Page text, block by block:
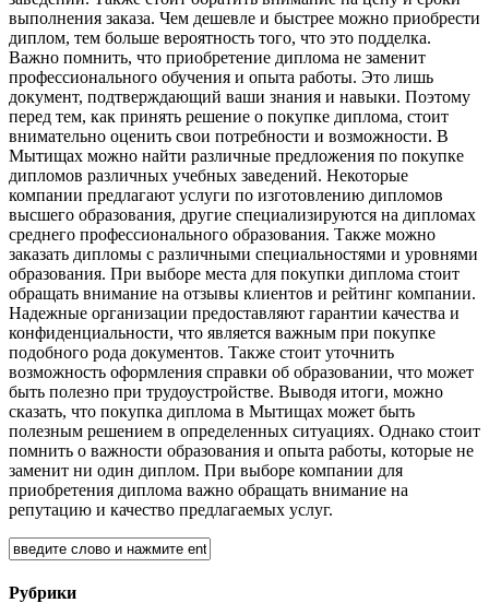
выполнения заказа. Чем дешевле и быстрее можно приобрести
диплом, тем больше вероятность того, что это подделка.
Важно помнить, что приобретение диплома не заменит
профессионального обучения и опыта работы. Это лишь
документ, подтверждающий ваши знания и навыки. Поэтому
перед тем, как принять решение о покупке диплома, стоит
внимательно оценить свои потребности и возможности. В
Мытищах можно найти различные предложения по покупке
дипломов различных учебных заведений. Некоторые
компании предлагают услуги по изготовлению дипломов
высшего образования, другие специализируются на дипломах
среднего профессионального образования. Также можно
заказать дипломы с различными специальностями и уровнями
образования. При выборе места для покупки диплома стоит
обращать внимание на отзывы клиентов и рейтинг компании.
Надежные организации предоставляют гарантии качества и
конфиденциальности, что является важным при покупке
подобного рода документов. Также стоит уточнить
возможность оформления справки об образовании, что может
быть полезно при трудоустройстве. Выводя итоги, можно
сказать, что покупка диплома в Мытищах может быть
полезным решением в определенных ситуациях. Однако стоит
помнить о важности образования и опыта работы, которые не
заменит ни один диплом. При выборе компании для
приобретения диплома важно обращать внимание на
репутацию и качество предлагаемых услуг.
Рубрики